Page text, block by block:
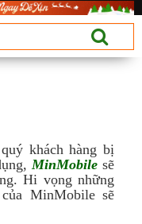
khách hàng bị
MinMobilesẽ
Hi vọng những
MinMobile sẽ